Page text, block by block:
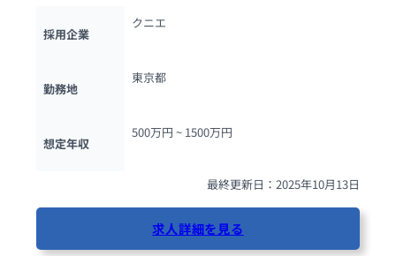
採用企業
クニエ
勤務地
東京都
想定年収
500万円 ~ 1500万円
最終更新日：2025年10月13日
求人詳細を見る